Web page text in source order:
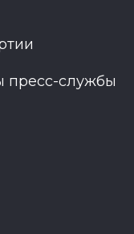
пресс-службы